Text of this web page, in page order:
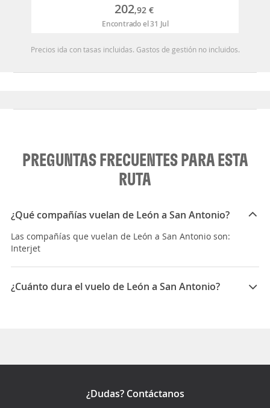
202,92 €
Encontrado el 31 Jul
Precios ida con tasas incluidas. Gastos de gestión no incluidos.
PREGUNTAS FRECUENTES PARA ESTA
RUTA
¿Qué compañías vuelan de León a San Antonio?
Las compañías que vuelan de León a San Antonio son:
Interjet
¿Cuánto dura el vuelo de León a San Antonio?
¿Dudas? Contáctanos